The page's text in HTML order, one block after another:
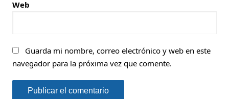
Web
Guarda mi nombre, correo electrónico y web en este
navegador para la próxima vez que comente.